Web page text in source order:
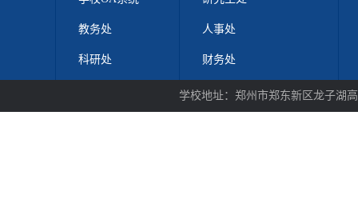
教务处
科研处
人事处
财务处
学校地址：郑州市郑东新区龙子湖